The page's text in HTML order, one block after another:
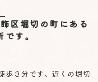
区堀切の町にある
す。
歩３分です。近くの堀切